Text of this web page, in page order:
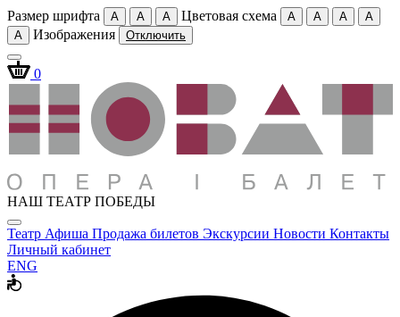
Размер шрифта A A A Цветовая схема A A A
A
A
Изображения Отключить
0
НАШ ТЕАТР ПОБЕДЫ
Театр Афиша Продажа билетов Экскурсии Новости Контакты
Личный кабинет
ENG